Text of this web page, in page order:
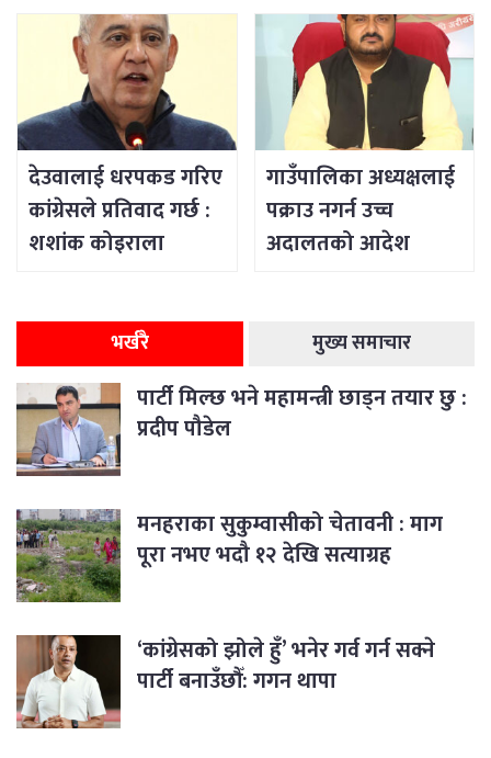
देउवालाई धरपकड गरिए
कांग्रेसले प्रतिवाद गर्छ :
शशांक कोइराला
गाउँपालिका अध्यक्षलाई
पक्राउ नगर्न उच्च
अदालतको आदेश
भर्खरै मुख्य समाचार
पार्टी मिल्छ भने महामन्त्री छाड्न तयार छु :
प्रदीप पौडेल
मनहराका सुकुम्वासीको चेतावनी : माग
पूरा नभए भदौ १२ देखि सत्याग्रह
‘कांग्रेसको झोले हुँ’ भनेर गर्व गर्न सक्ने
पार्टी बनाउँछौँ: गगन थापा